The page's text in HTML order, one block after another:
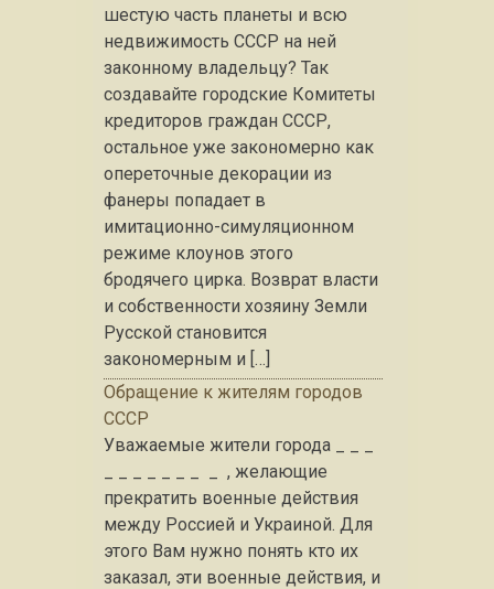
шестую часть планеты и всю
недвижимость СССР на ней
законному владельцу? Так
создавайте городские Комитеты
кредиторов граждан СССР,
остальное уже закономерно как
опереточные декорации из
фанеры попадает в
имитационно-симуляционном
режиме клоунов этого
бродячего цирка. Возврат власти
и собственности хозяину Земли
Русской становится
закономерным и […]
Обращение к жителям городов
СССР
Уважаемые жители города _ _ _
_ _ _ _ _ _ _ _ , желающие
прекратить военные действия
между Россией и Украиной. Для
этого Вам нужно понять кто их
заказал, эти военные действия, и